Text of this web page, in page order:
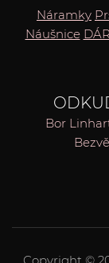
Náramky
Náušnice
Bor